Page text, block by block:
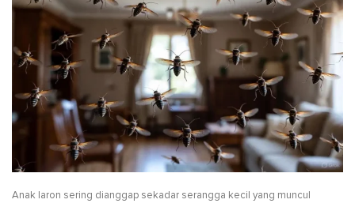
Anak laron sering dianggap sekadar serangga kecil yang muncul